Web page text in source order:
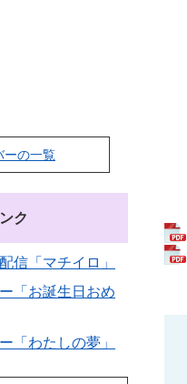
ーの一覧
ク
信「マチイロ」
「お誕生日おめ
「わたしの夢」